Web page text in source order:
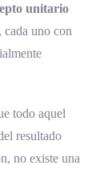
y el
autor
unitario
, cada uno con
todo aquel
resultado
no existe una